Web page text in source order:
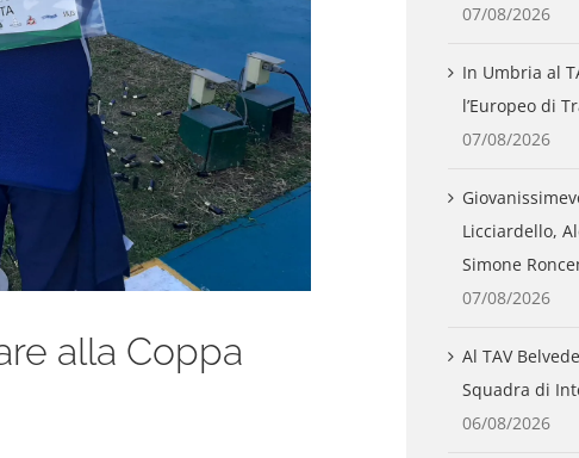
alla Coppa
07/08/2026
In Umbria al
l’Europeo di
07/08/2026
Licciardello,
Simone
07/08/2026
Al TAV
Squadra di
06/08/2026